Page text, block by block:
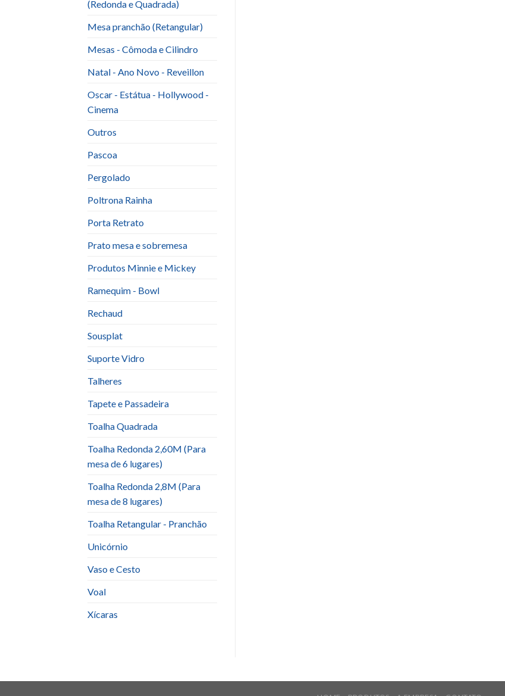
(Redonda e Quadrada)
Mesa pranchão (Retangular)
Mesas - Cômoda e Cilindro
Natal - Ano Novo - Reveillon
Oscar - Estátua - Hollywood -
Cinema
Outros
Pascoa
Pergolado
Poltrona Rainha
Porta Retrato
Prato mesa e sobremesa
Produtos Minnie e Mickey
Ramequim - Bowl
Rechaud
Sousplat
Suporte Vidro
Talheres
Tapete e Passadeira
Toalha Quadrada
Toalha Redonda 2,60M (Para
mesa de 6 lugares)
Toalha Redonda 2,8M (Para
mesa de 8 lugares)
Toalha Retangular - Pranchão
Unicórnio
Vaso e Cesto
Voal
Xícaras